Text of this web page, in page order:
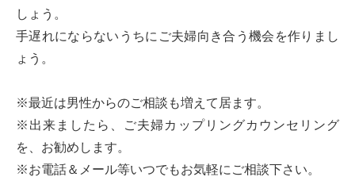
しょう。
手遅れにならないうちにご夫婦向き合う機会を作りまし
ょう。
※最近は男性からのご相談も増えて居ます。
※出来ましたら、ご夫婦カップリングカウンセリング
を、お勧めします。
※お電話＆メール等いつでもお気軽にご相談下さい。